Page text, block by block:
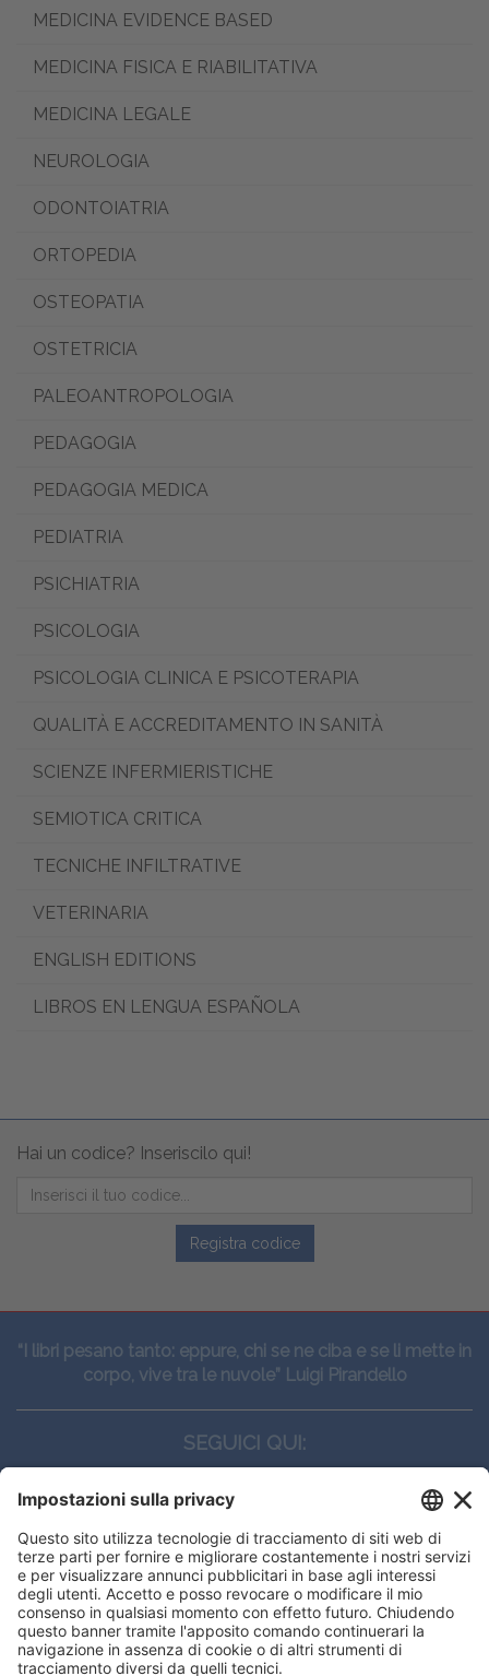
MEDICINA EVIDENCE BASED
MEDICINA FISICA E RIABILITATIVA
MEDICINA LEGALE
NEUROLOGIA
ODONTOIATRIA
ORTOPEDIA
OSTEOPATIA
OSTETRICIA
PALEOANTROPOLOGIA
PEDAGOGIA
PEDAGOGIA MEDICA
PEDIATRIA
PSICHIATRIA
PSICOLOGIA
PSICOLOGIA CLINICA E PSICOTERAPIA
QUALITÀ E ACCREDITAMENTO IN SANITÀ
SCIENZE INFERMIERISTICHE
SEMIOTICA CRITICA
TECNICHE INFILTRATIVE
VETERINARIA
ENGLISH EDITIONS
LIBROS EN LENGUA ESPAÑOLA
Hai un codice? Inseriscilo qui!
Registra codice
“I libri pesano tanto: eppure, chi se ne ciba e se li mette in
corpo, vive tra le nuvole” Luigi Pirandello
SEGUICI QUI:
CONTATTI
Edi.Ermes srl
Viale E. Forlanini, 21 - 20134, Milano
(+39)027021121
E-mail:eeinfo@eenet.it